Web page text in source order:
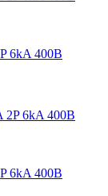
6kA 400В
6kA 400В